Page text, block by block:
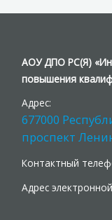
АОУ ДПО РС(Я)
повышения
Адрес:
677000
проспект
Контактный
Адрес